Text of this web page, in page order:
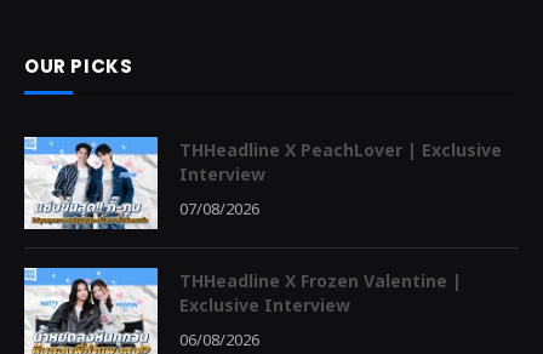
OUR PICKS
THHeadline X PeachLover | Exclusive
Interview
07/08/2026
THHeadline X Frozen Valentine |
Exclusive Interview
06/08/2026